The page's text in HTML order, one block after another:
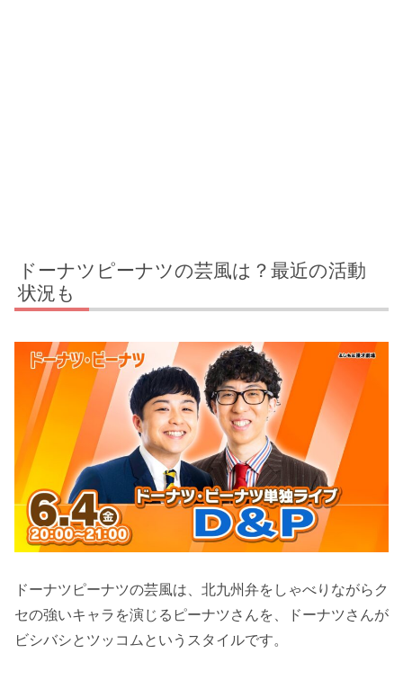
ドーナツピーナツの芸風は？最近の活動
状況も
ドーナツピーナツの芸風は、北九州弁をしゃべりながらク
セの強いキャラを演じるピーナツさんを、ドーナツさんが
ビシバシとツッコムというスタイルです。